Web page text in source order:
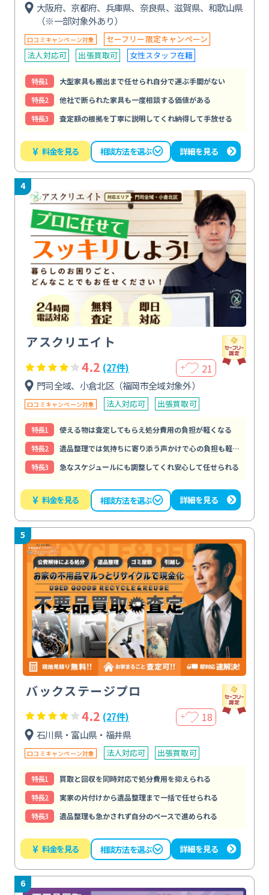
大阪府、京都府、兵庫県、奈良県、滋賀県、和歌山県
（※一部対象外あり）
口コミキャンペーン対象
セーフリー限定キャンペーン
法人対応可
出張買取可 女性スタッフ在籍
特⻑1
大型家具も搬出まで任せられ自分で運ぶ手間がない
特⻑2
他社で断られた家具も一度相談する価値がある
特⻑3
査定額の根拠を丁寧に説明してくれ納得して手放せる
¥ 料金を見る 相談方法を選ぶ 詳細を見る
4
アスクリエイト
4.2 (27件) ＋ 21
門司全域、小倉北区（福岡市全域対象外）
口コミキャンペーン対象 法人対応可 出張買取可
特⻑1
使える物は査定してもらえ処分費用の負担が軽くなる
特⻑2
遺品整理では気持ちに寄り添う声かけで心の負担も軽くなる
特⻑3
急なスケジュールにも調整してくれ安心して任せられる
¥ 料金を見る 相談方法を選ぶ 詳細を見る
5
バックステージプロ
4.2 (27件) ＋ 18
石川県・富山県・福井県
口コミキャンペーン対象 法人対応可 出張買取可
特⻑1
買取と回収を同時対応で処分費用を抑えられる
特⻑2
実家の片付けから遺品整理まで一括で任せられる
特⻑3
遺品整理も急かされず自分のペースで進められる
¥ 料金を見る 相談方法を選ぶ 詳細を見る
6